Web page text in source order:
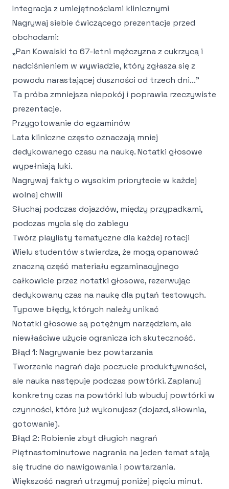
Integracja z umiejętnościami klinicznymi
Nagrywaj siebie ćwiczącego prezentacje przed
obchodami:
„Pan Kowalski to 67-letni mężczyzna z cukrzycą i
nadciśnieniem w wywiadzie, który zgłasza się z
powodu narastającej duszności od trzech dni..."
Ta próba zmniejsza niepokój i poprawia rzeczywiste
prezentacje.
Przygotowanie do egzaminów
Lata kliniczne często oznaczają mniej
dedykowanego czasu na naukę. Notatki głosowe
wypełniają luki.
Nagrywaj fakty o wysokim priorytecie w każdej
wolnej chwili
Słuchaj podczas dojazdów, między przypadkami,
podczas mycia się do zabiegu
Twórz playlisty tematyczne dla każdej rotacji
Wielu studentów stwierdza, że mogą opanować
znaczną część materiału egzaminacyjnego
całkowicie przez notatki głosowe, rezerwując
dedykowany czas na naukę dla pytań testowych.
Typowe błędy, których należy unikać
Notatki głosowe są potężnym narzędziem, ale
niewłaściwe użycie ogranicza ich skuteczność.
Błąd 1: Nagrywanie bez powtarzania
Tworzenie nagrań daje poczucie produktywności,
ale nauka następuje podczas powtórki. Zaplanuj
konkretny czas na powtórki lub wbuduj powtórki w
czynności, które już wykonujesz (dojazd, siłownia,
gotowanie).
Błąd 2: Robienie zbyt długich nagrań
Piętnastominutowe nagrania na jeden temat stają
się trudne do nawigowania i powtarzania.
Większość nagrań utrzymuj poniżej pięciu minut.